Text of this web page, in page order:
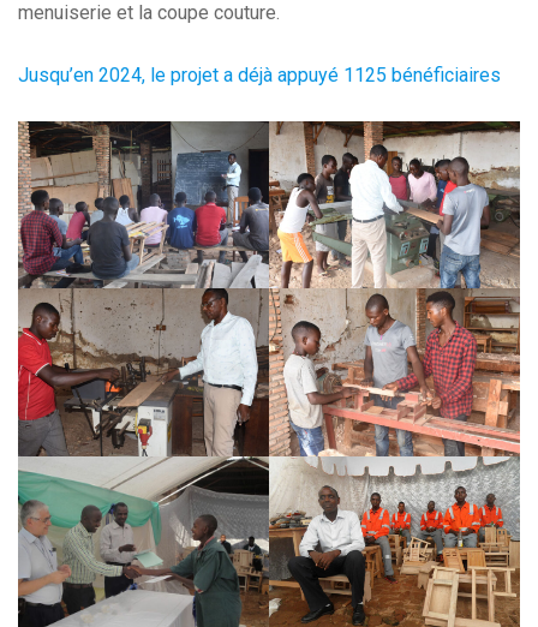
menuiserie et la coupe couture.
Jusqu’en 2024, le projet a déjà appuyé 1125 bénéficiaires